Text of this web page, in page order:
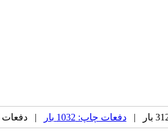
دفعات چاپ: 1032 بار | دفعات